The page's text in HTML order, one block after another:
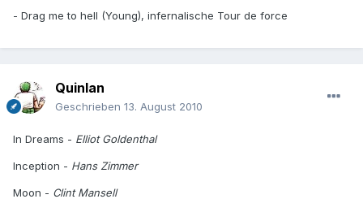
- Drag me to hell (Young), infernalische Tour de force
Quinlan
Geschrieben 13. August 2010
In Dreams - Elliot Goldenthal
Inception - Hans Zimmer
Moon - Clint Mansell